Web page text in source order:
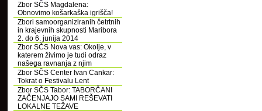
Zbor SČS Magdalena:
Obnovimo košarkaška igrišča!
Zbori samoorganiziranih četrtnih
in krajevnih skupnosti Maribora
2. do 6. junija 2014
Zbor SČS Nova vas: Okolje, v
katerem živimo je tudi odraz
našega ravnanja z njim
Zbor SČS Center Ivan Cankar:
Tokrat o Festivalu Lent
Zbor SČS Tabor: TABORČANI
ZAČENJAJO SAMI REŠEVATI
LOKALNE TEŽAVE